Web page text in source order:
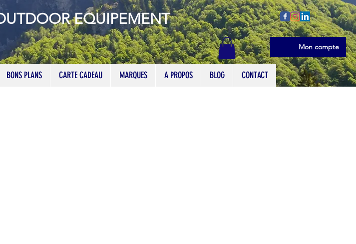
EQUIPEMENT
BONS PLANS CARTE CADEAU MARQUES A PROPOS BLOG CONTACT
Mon compte
Se connecter